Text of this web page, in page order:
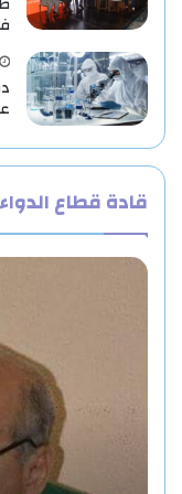
قادة قطاع الدواء